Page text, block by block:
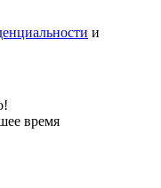
и
время